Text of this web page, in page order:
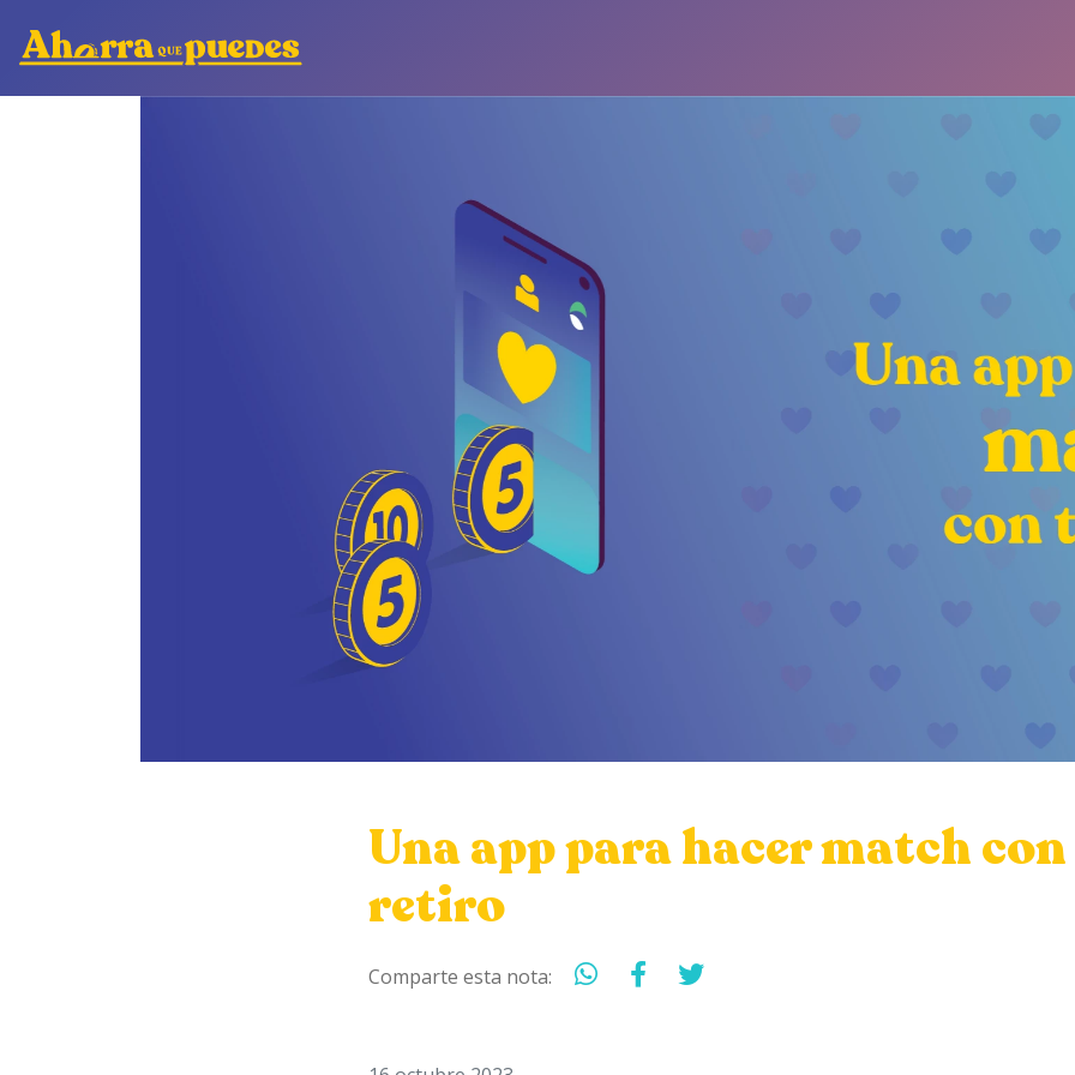
Una app para hacer match
retiro
Comparte esta nota: